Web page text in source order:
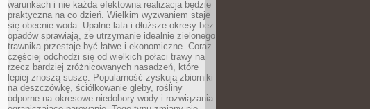
warunkach i nie każda efektowna realizacja będzie
praktyczna na co dzień. Wielkim wyzwaniem staje
się obecnie woda. Upalne lata i dłuższe okresy bez
opadów sprawiają, że utrzymanie idealnie zielonego
trawnika przestaje być łatwe i ekonomiczne. Coraz
częściej odchodzi się od wielkich połaci trawy na
rzecz bardziej zróżnicowanych nasadzeń, które
lepiej znoszą suszę. Popularność zyskują zbiorniki
na deszczówkę, ściółkowanie gleby, rośliny
odporne na okresowe niedobory wody i rozwiązania